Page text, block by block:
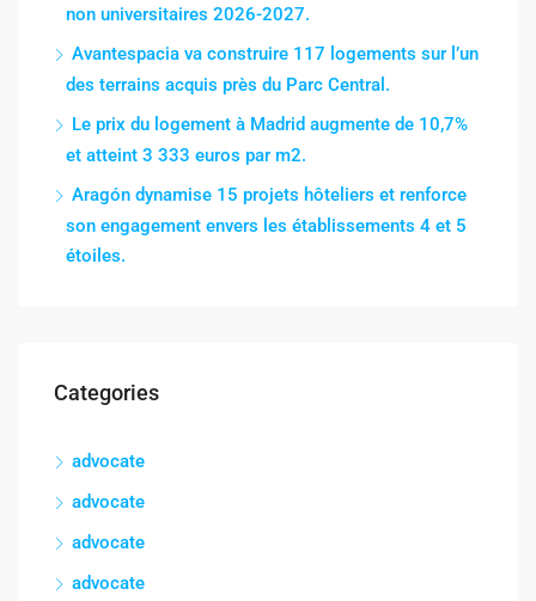
non universitaires 2026-2027.
Avantespacia va construire 117 logements sur l’un
des terrains acquis près du Parc Central.
Le prix du logement à Madrid augmente de 10,7%
et atteint 3 333 euros par m2.
Aragón dynamise 15 projets hôteliers et renforce
son engagement envers les établissements 4 et 5
étoiles.
Categories
advocate
advocate
advocate
advocate